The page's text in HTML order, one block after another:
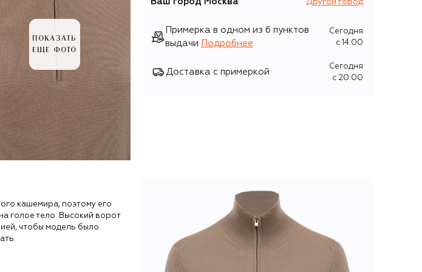
ПОКАЗАТЬ
ЕЩЕ ФОТО
Другой город
Примерка в одном из 6 пунктов
выдачи
Подробнее
Сегодня
c 14:00
Доставка с примеркой
Сегодня
c 20:00
кашемира, поэтому его
голое тело. Высокий ворот
чтобы модель было